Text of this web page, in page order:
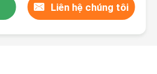
Liên hệ chúng tôi